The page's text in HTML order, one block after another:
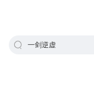
一剑逆虚